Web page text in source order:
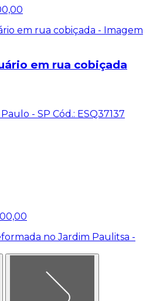
em rua cobiçada
- SP Cód.: ESQ37137